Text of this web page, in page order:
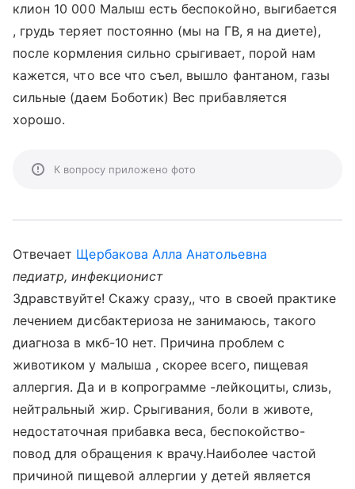
клион 10 000 Малыш есть беспокойно, выгибается
, грудь теряет постоянно (мы на ГВ, я на диете),
после кормления сильно срыгивает, порой нам
кажется, что все что съел, вышло фантаном, газы
сильные (даем Боботик) Вес прибавляется
хорошо.
К вопросу приложено фото
Отвечает Щербакова Алла Анатольевна
педиатр, инфекционист
Здравствуйте! Скажу сразу,, что в своей практике
лечением дисбактериоза не занимаюсь, такого
диагноза в мкб-10 нет. Причина проблем с
животиком у малыша , скорее всего, пищевая
аллергия. Да и в копрограмме -лейкоциты, слизь,
нейтральный жир. Срыгивания, боли в животе,
недостаточная прибавка веса, беспокойство-
повод для обращения к врачу.Наиболее частой
причиной пищевой аллергии у детей является